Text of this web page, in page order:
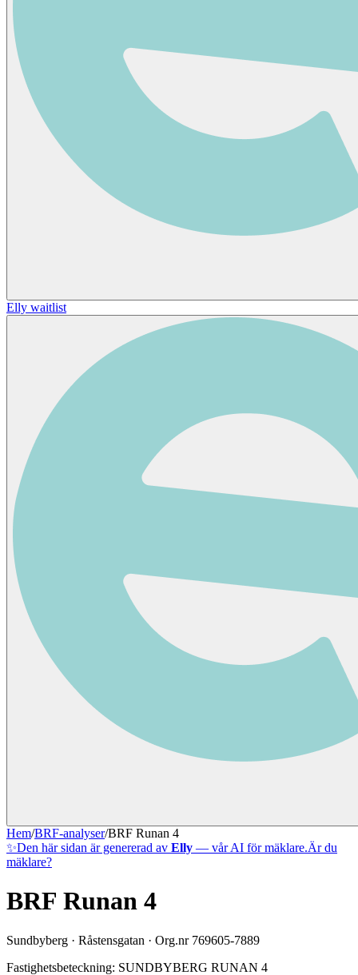
Elly waitlist
Hem/BRF-analyser/BRF Runan 4
✨Den här sidan är genererad av Elly — vår AI för mäklare.Är du
mäklare?
BRF Runan 4
Sundbyberg · Råstensgatan · Org.nr 769605-7889
Fastighetsbeteckning: SUNDBYBERG RUNAN 4